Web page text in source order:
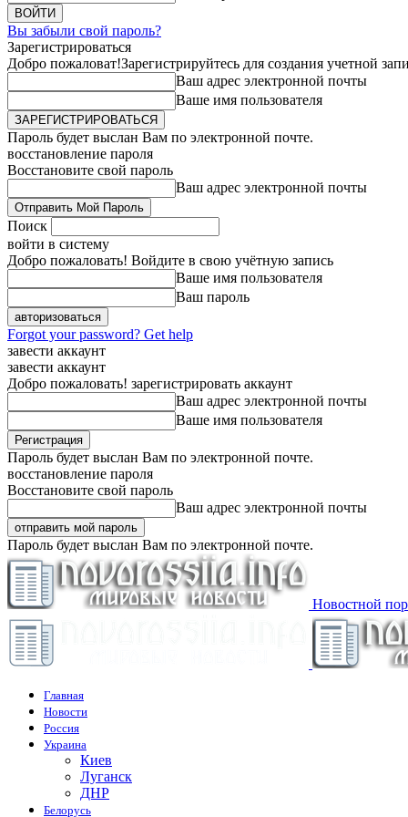
Вы забыли свой пароль?
Зарегистрироваться
Добро пожаловат!Зарегистрируйтесь для создания учетной
Ваш адрес электронной почты
Ваше имя пользователя
Пароль будет выслан Вам по электронной почте.
восстановление пароля
Восстановите свой пароль
Ваш адрес электронной почты
Поиск
войти в систему
Добро пожаловать! Войдите в свою учётную запись
Ваше имя пользователя
Ваш пароль
Forgot your password? Get help
завести аккаунт
завести аккаунт
Добро пожаловать! зарегистрировать аккаунт
Ваш адрес электронной почты
Ваше имя пользователя
Пароль будет выслан Вам по электронной почте.
восстановление пароля
Восстановите свой пароль
Ваш адрес электронной почты
Пароль будет выслан Вам по электронной почте.
Новостной
Главная
Новости
Россия
Украина
Киев
Луганск
ДНР
Белорусь